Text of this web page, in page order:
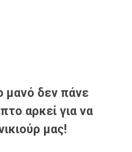
μανό δεν πάνε
αρκεί για να
μας!